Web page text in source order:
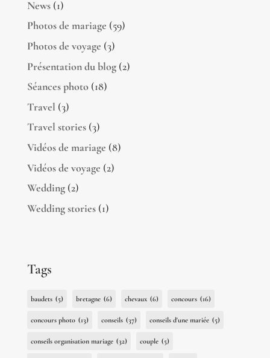
News(1)
Photos de mariage (59)
Photos de voyage (3)
Présentation du blog(2)
Séances photo(18)
Travel (3)
Travel stories(3)
Vidéos de mariage (8)
Vidéos de voyage (2)
Wedding(2)
Wedding stories(1)
Tags
baudets (5) bretagne (6) chevaux (6) concours (16)
concours photo (13) conseils (37) conseils d'une mariée (5)
conseils organisation mariage (32) couple (5)